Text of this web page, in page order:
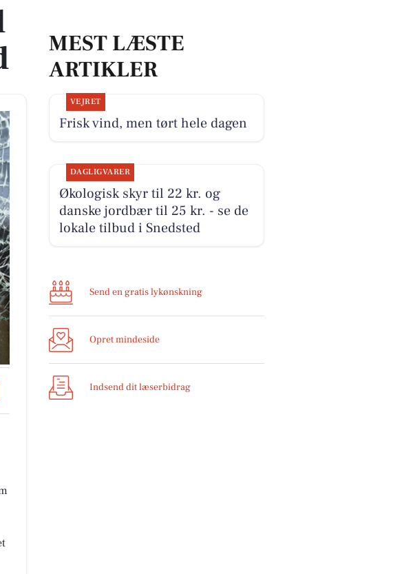
MEST LÆSTE
ARTIKLER
VEJRET
Frisk vind, men tørt hele dagen
DAGLIGVARER
Økologisk skyr til 22 kr. og
danske jordbær til 25 kr. - se de
lokale tilbud i Snedsted
Send en gratis lykønskning
Opret mindeside
Indsend dit læserbidrag